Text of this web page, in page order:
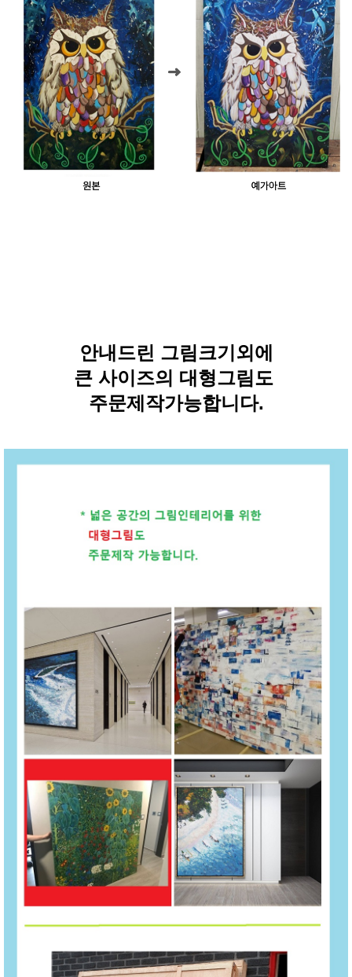
안내드린 그림크기외에
큰 사이즈의 대형그림도
주문제작가능합니다.